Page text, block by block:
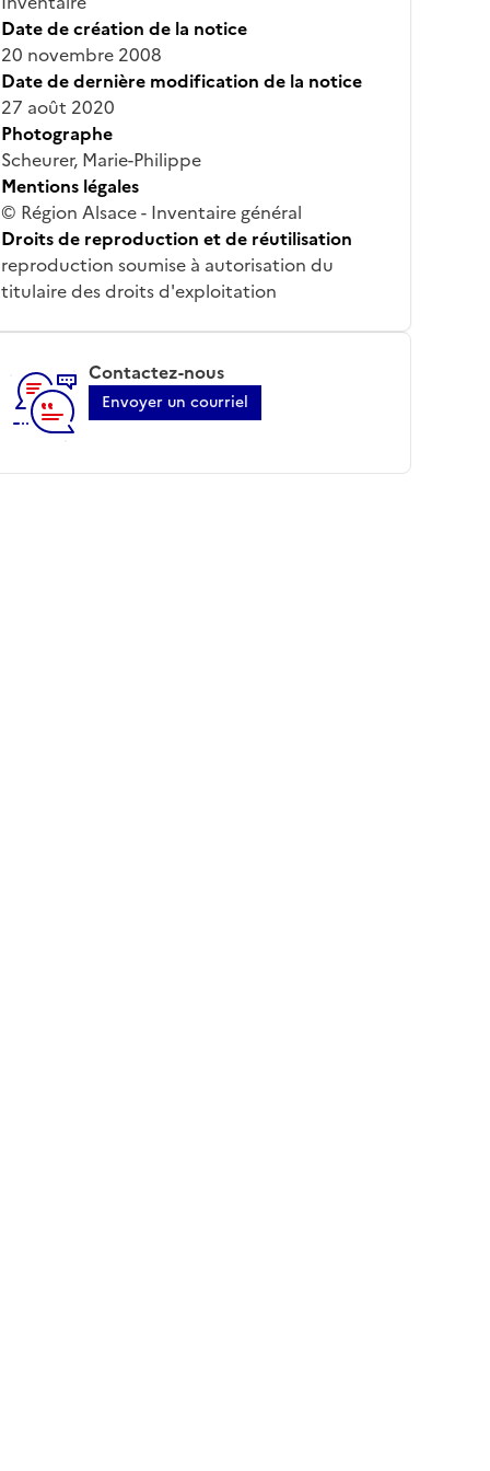
Date de création de la notice
20 novembre 2008
Date de dernière modification de la notice
27 août 2020
Photographe
Scheurer, Marie-Philippe
Mentions légales
© Région Alsace - Inventaire général
Droits de reproduction et de réutilisation
reproduction soumise à autorisation du
titulaire des droits d'exploitation
Contactez-nous
Envoyer un courriel